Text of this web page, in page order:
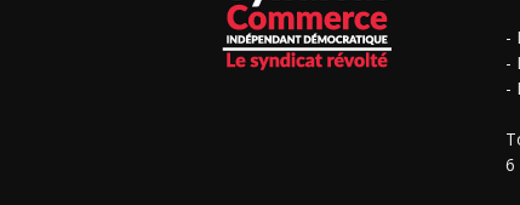
-
-
-
6